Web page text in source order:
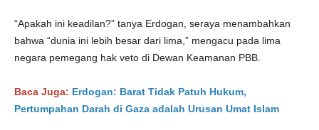
“Apakah ini keadilan?” tanya Erdogan, seraya menambahkan
bahwa “dunia ini lebih besar dari lima,” mengacu pada lima
negara pemegang hak veto di Dewan Keamanan PBB.
Baca Juga: Erdogan: Barat Tidak Patuh Hukum,
Pertumpahan Darah di Gaza adalah Urusan Umat Islam